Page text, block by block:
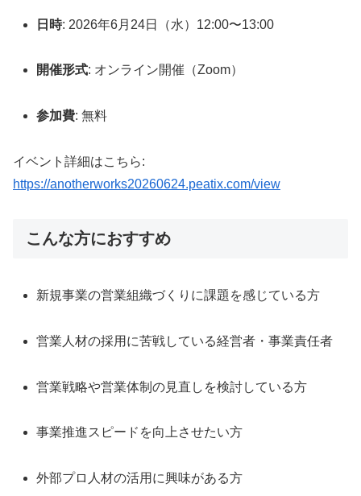
日時: 2026年6月24日（水）12:00〜13:00
開催形式: オンライン開催（Zoom）
参加費: 無料
イベント詳細はこちら:
https://anotherworks20260624.peatix.com/view
こんな方におすすめ
新規事業の営業組織づくりに課題を感じている方
営業人材の採用に苦戦している経営者・事業責任者
営業戦略や営業体制の見直しを検討している方
事業推進スピードを向上させたい方
外部プロ人材の活用に興味がある方